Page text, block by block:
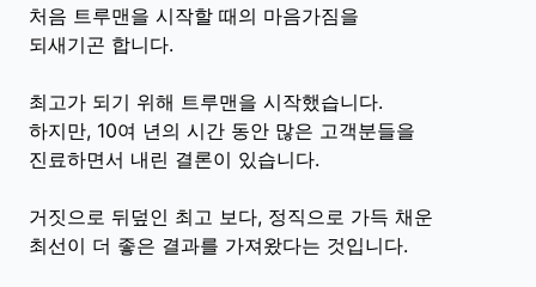
처음 트루맨을 시작할 때의 마음가짐을
되새기곤 합니다.
최고가 되기 위해 트루맨을 시작했습니다.
하지만, 10여 년의 시간 동안 많은 고객분들을
진료하면서 내린 결론이 있습니다.
거짓으로 뒤덮인 최고 보다, 정직으로 가득 채운
최선이 더 좋은 결과를 가져왔다는 것입니다.